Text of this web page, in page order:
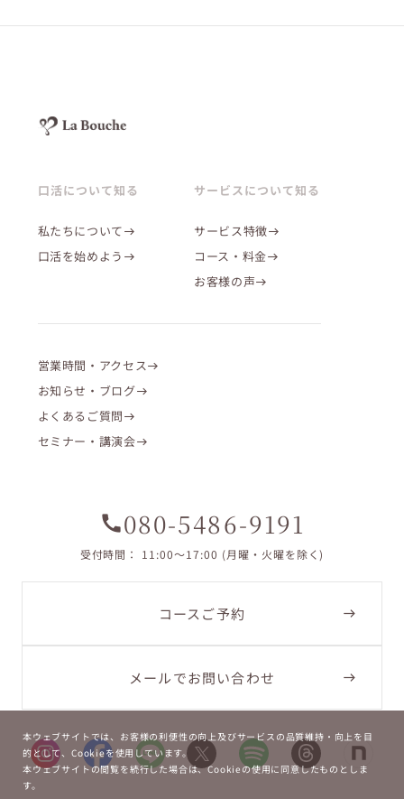
口活について知る
私たちについて
口活を始めよう
サービスについて知る
サービス特徴
コース・料金
お客様の声
営業時間・アクセス
お知らせ・ブログ
よくあるご質問
セミナー・講演会
コースご予約
メールでお問い合わせ
call080-5486-9191
受付時間： 11:00〜17:00 (月曜・火曜を除く)
本ウェブサイトでは、お客様の利便性の向上及びサービスの品質維持・向上を目
的として、Cookieを使用しています。
本ウェブサイトの閲覧を続行した場合は、Cookieの使用に同意したものとしま
す。